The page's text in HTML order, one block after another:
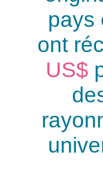
pays
ont
US$